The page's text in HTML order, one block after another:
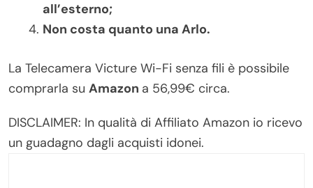
all’esterno;
Non costa quanto una Arlo.
La Telecamera Victure Wi-Fi senza fili è possibile
comprarla su Amazon a 56,99€ circa.
DISCLAIMER: In qualità di Affiliato Amazon io ricevo
un guadagno dagli acquisti idonei.